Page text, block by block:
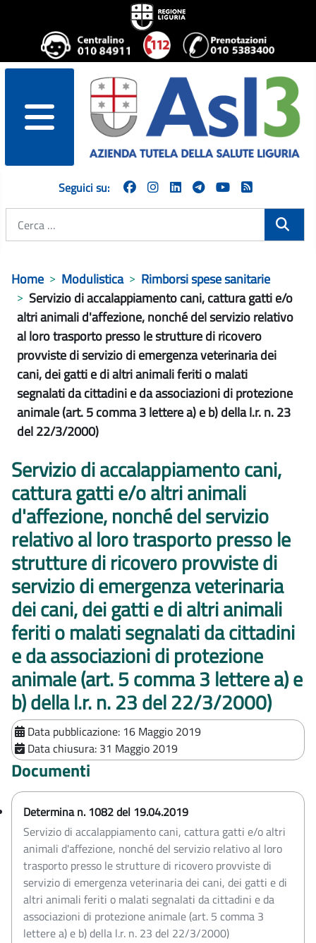
menu
Seguici su:
Home Modulistica
Rimborsi spese sanitarie
Servizio di accalappiamento cani, cattura gatti e/o
altri animali d'affezione, nonché del servizio relativo
al loro trasporto presso le strutture di ricovero
provviste di servizio di emergenza veterinaria dei
cani, dei gatti e di altri animali feriti o malati
segnalati da cittadini e da associazioni di protezione
animale (art. 5 comma 3 lettere a) e b) della l.r. n. 23
del 22/3/2000)
Servizio di accalappiamento cani,
cattura gatti e/o altri animali
d'affezione, nonché del servizio
relativo al loro trasporto presso le
strutture di ricovero provviste di
servizio di emergenza veterinaria
dei cani, dei gatti e di altri animali
feriti o malati segnalati da cittadini
e da associazioni di protezione
animale (art. 5 comma 3 lettere a) e
b) della l.r. n. 23 del 22/3/2000)
Data pubblicazione: 16 Maggio 2019
Data chiusura: 31 Maggio 2019
Documenti
Determina n. 1082 del 19.04.2019
Servizio di accalappiamento cani, cattura gatti e/o altri
animali d'affezione, nonché del servizio relativo al loro
trasporto presso le strutture di ricovero provviste di
servizio di emergenza veterinaria dei cani, dei gatti e di
altri animali feriti o malati segnalati da cittadini e da
associazioni di protezione animale (art. 5 comma 3
lettere a) e b) della l.r. n. 23 del 22/3/2000)